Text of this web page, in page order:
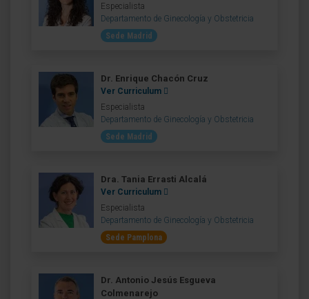
Especialista
Departamento de Ginecología y Obstetricia
Sede Madrid
Dr. Enrique Chacón Cruz
Ver Curriculum
Especialista
Departamento de Ginecología y Obstetricia
Sede Madrid
Dra. Tania Errasti Alcalá
Ver Curriculum
Especialista
Departamento de Ginecología y Obstetricia
Sede Pamplona
Dr. Antonio Jesús Esgueva
Colmenarejo